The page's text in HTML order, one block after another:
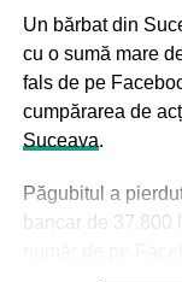
Grand Chess
desfășoară anual
au loc în Europa
susținute și
două etape se
etapa a doua va
iulie și va fi de
Un bărbat din
cu o sumă mare
fals de pe
cumpărarea de
Suceava.
Păgubitul a
bancar de 37.800